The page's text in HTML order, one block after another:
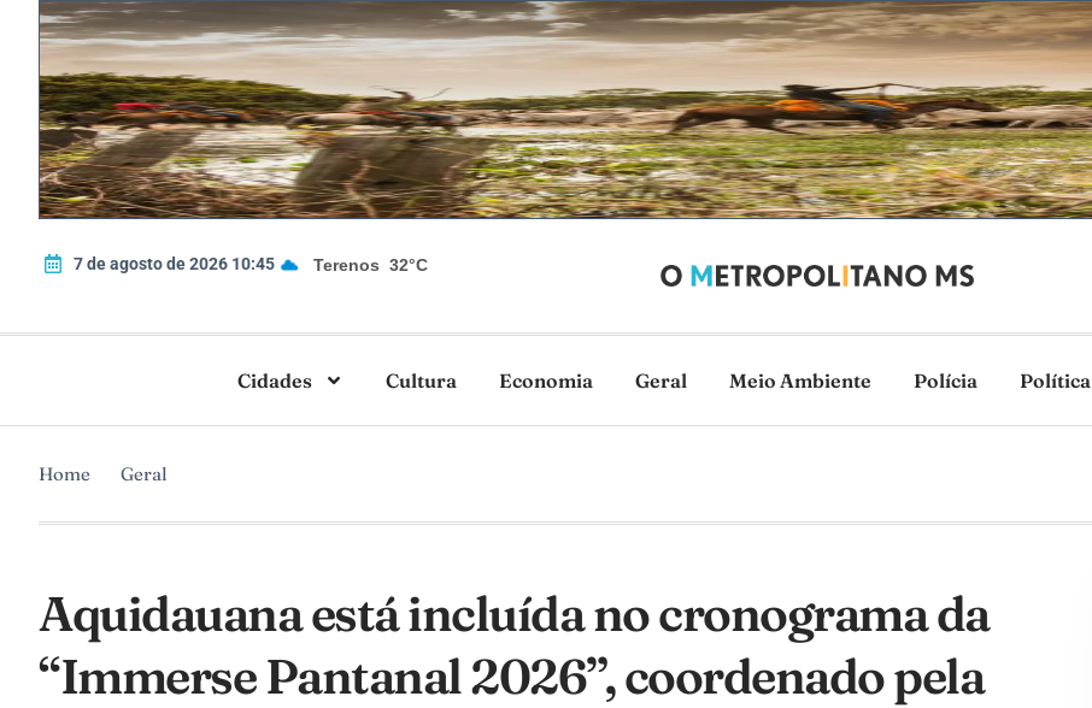
7 de agosto de 2026 10:45 Terenos 32°C
Cidades Cultura Economia Geral Meio Ambiente Polícia Política
Home Geral
Aquidauana está incluída no cronograma da
“Immerse Pantanal 2026”, coordenado pela